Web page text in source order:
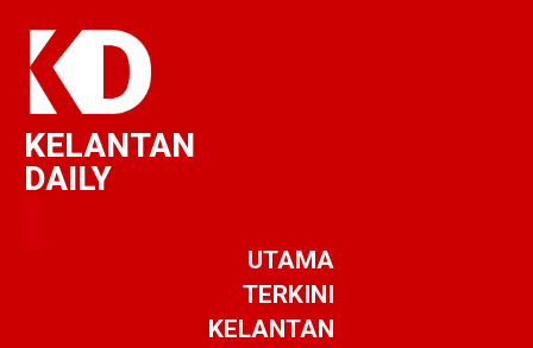
KELANTAN
DAILY
UTAMA
TERKINI
KELANTAN